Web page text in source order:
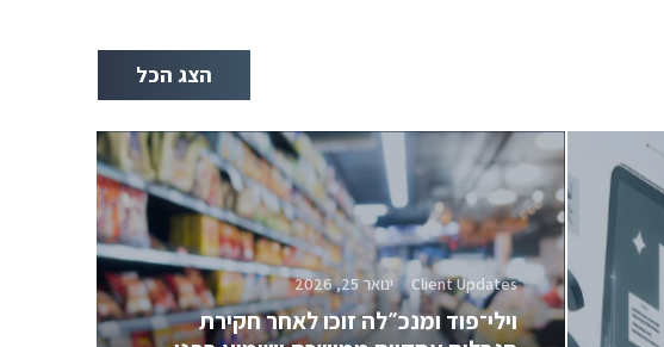
הצג הכל
וילי־פוד ומנכ״לה זוכו לאחר חקירת
Client Updates ינואר 25, 2026